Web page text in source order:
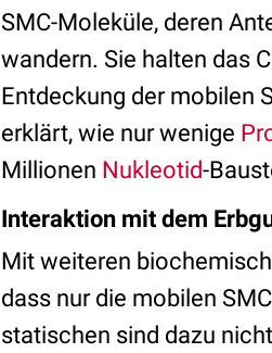
SMC-Moleküle, deren
wandern. Sie halten das
Entdeckung der mobilen
erklärt, wie nur wenige
Millionen Nukleotid-
Interaktion mit dem
Mit weiteren
dass nur die mobilen
statischen sind dazu